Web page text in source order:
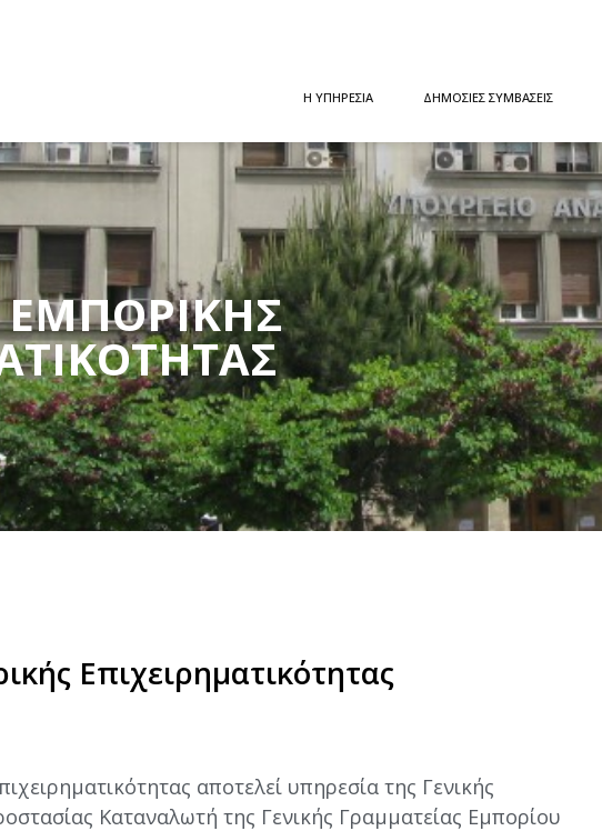
Η ΥΠΗΡΕΣΙΑ ΔΗΜΟΣΙΕΣ ΣΥΜΒΑΣΕΙΣ
ΕΜΠΟΡΙΚΉΣ
Επιχειρηματικότητας
αποτελεί υπηρεσία της Γενικής
Καταναλωτή της Γενικής Γραμματείας Εμπορίου